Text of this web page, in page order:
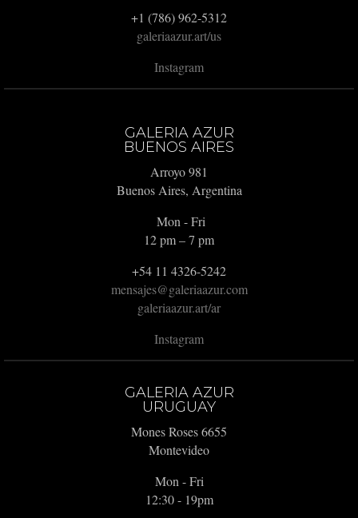
+1 (786) 962-5312
galeriaazur.art/us
Instagram
GALERIA AZUR
BUENOS AIRES
Arroyo 981
Buenos Aires, Argentina
Mon - Fri
12 pm – 7 pm
+54 11 4326-5242
mensajes@galeriaazur.com
galeriaazur.art/ar
Instagram
GALERIA AZUR
URUGUAY
Mones Roses 6655
Montevideo
Mon - Fri
12:30 - 19pm